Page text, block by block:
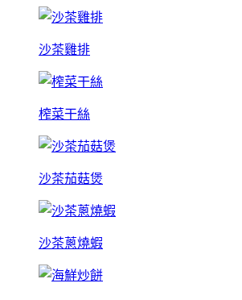
沙茶雞排
榨菜干絲
沙茶茄菇煲
沙茶蔥燒蝦